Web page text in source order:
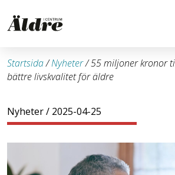
Startsida/Nyheter/55 miljoner kronor
bättre livskvalitet för äldre
Nyheter/ 2025-04-25